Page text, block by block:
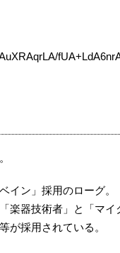
イン」採用のローグ。
楽器技術者」と「マ
が採用されている。